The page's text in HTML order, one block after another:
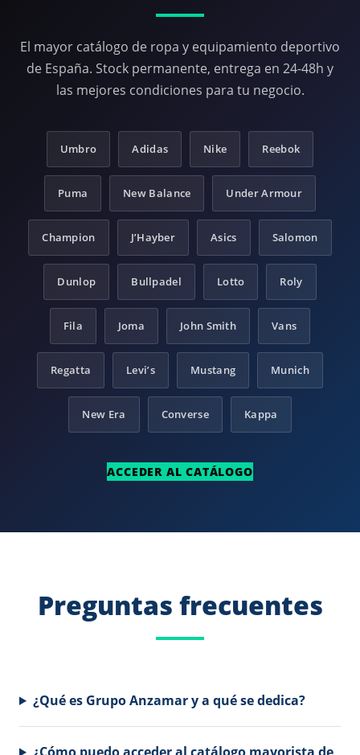
El mayor catálogo de ropa y equipamiento deportivo
de España. Stock permanente, entrega en 24-48h y
las mejores condiciones para tu negocio.
Umbro Adidas Nike Reebok
Puma New Balance Under Armour
Champion J’Hayber Asics Salomon
Dunlop Bullpadel Lotto Roly
Fila Joma John Smith Vans
Regatta Levi’s Mustang Munich
New Era Converse Kappa
ACCEDER AL CATÁLOGO
Preguntas frecuentes
¿Qué es Grupo Anzamar y a qué se dedica?